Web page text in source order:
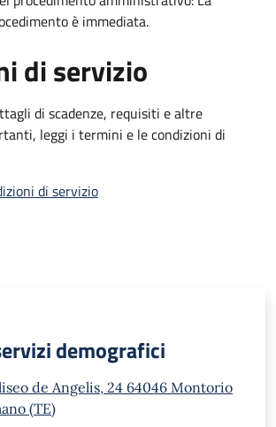
è immediata.
di servizio
di scadenze, requisiti e altre
leggi i termini e le condizioni di
di servizio
demografici
de Angelis, 24 64046 Montorio
(TE)